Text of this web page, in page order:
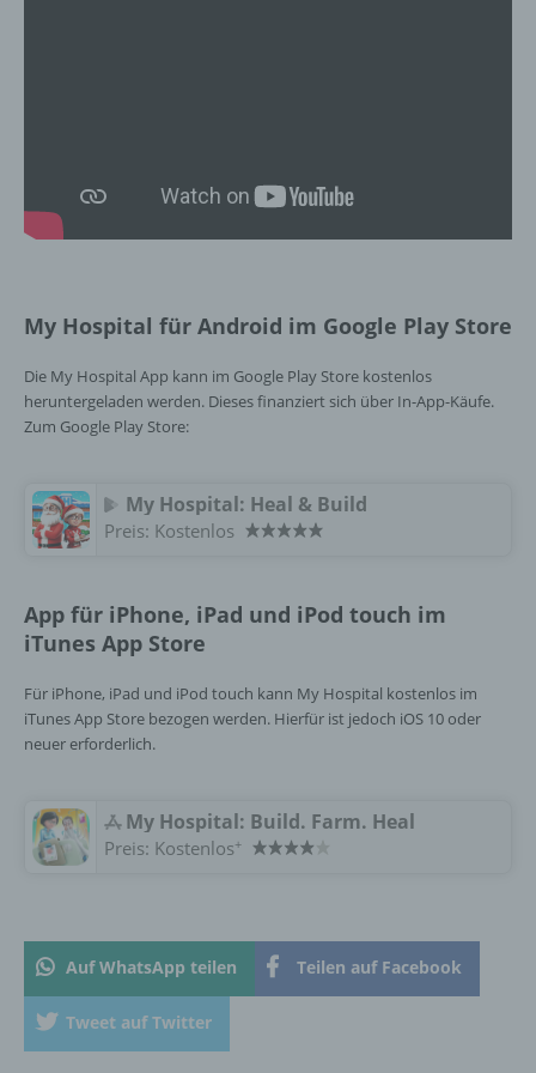
My Hospital für Android im Google Play Store
Die My Hospital App kann im Google Play Store kostenlos
heruntergeladen werden. Dieses finanziert sich über In-App-Käufe.
Zum Google Play Store:
My Hospital: Heal & Build
Preis: Kostenlos
App für iPhone, iPad und iPod touch im
iTunes App Store
Für iPhone, iPad und iPod touch kann My Hospital kostenlos im
iTunes App Store bezogen werden. Hierfür ist jedoch iOS 10 oder
neuer erforderlich.
My Hospital: Build. Farm. Heal
Preis: Kostenlos+
Auf WhatsApp teilen Teilen auf Facebook
Tweet auf Twitter
beziehungsweise können die bestimmten
Unionsrecht oder dem Recht der
Auftragsverarbeiter ist eine natürliche oder
juristische Person, Behörde, Einrichtung
verarbeitet.
Empfänger ist eine natürliche oder juristische
Person, Behörde, Einrichtung oder andere
Stelle, der personenbezogene Daten
offengelegt werden, unabhängig davon, ob
es sich bei ihr um einen Dritten handelt oder
Mitgliedstaaten möglicherweise
personenbezogene Daten erhalten, gelten
j) Dritter
Dritter ist eine natürliche oder juristische